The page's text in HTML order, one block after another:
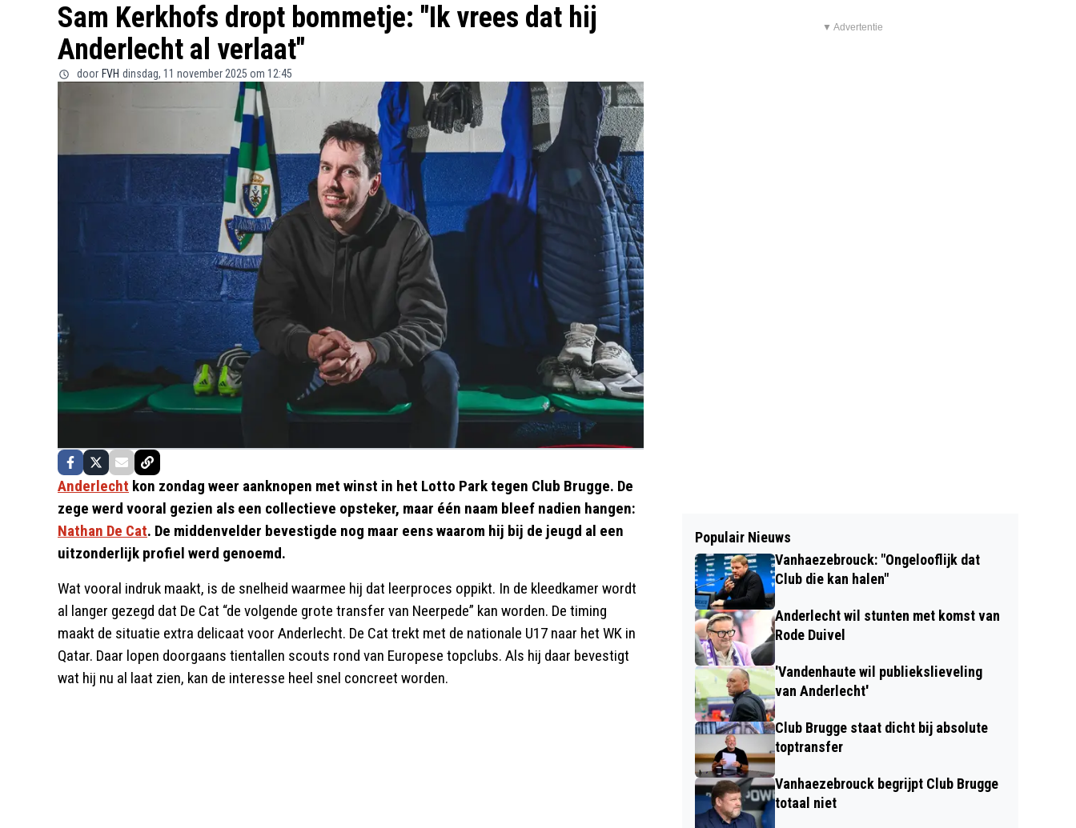
Sam Kerkhofs dropt bommetje: "Ik vrees dat hij
Anderlecht al verlaat"
door FVH dinsdag, 11 november 2025 om 12:45
Anderlecht kon zondag weer aanknopen met winst in het Lotto Park tegen Club Brugge. De
zege werd vooral gezien als een collectieve opsteker, maar één naam bleef nadien hangen:
Nathan De Cat. De middenvelder bevestigde nog maar eens waarom hij bij de jeugd al een
uitzonderlijk profiel werd genoemd.
Wat vooral indruk maakt, is de snelheid waarmee hij dat leerproces oppikt. In de kleedkamer wordt
al langer gezegd dat De Cat “de volgende grote transfer van Neerpede” kan worden. De timing
maakt de situatie extra delicaat voor Anderlecht. De Cat trekt met de nationale U17 naar het WK in
Qatar. Daar lopen doorgaans tientallen scouts rond van Europese topclubs. Als hij daar bevestigt
wat hij nu al laat zien, kan de interesse heel snel concreet worden.
▼ Advertentie
Populair Nieuws
Vanhaezebrouck: "Ongelooflijk dat
Club die kan halen"
Anderlecht wil stunten met komst van
Rode Duivel
'Vandenhaute wil publiekslieveling
van Anderlecht'
Club Brugge staat dicht bij absolute
toptransfer
Vanhaezebrouck begrijpt Club Brugge
totaal niet